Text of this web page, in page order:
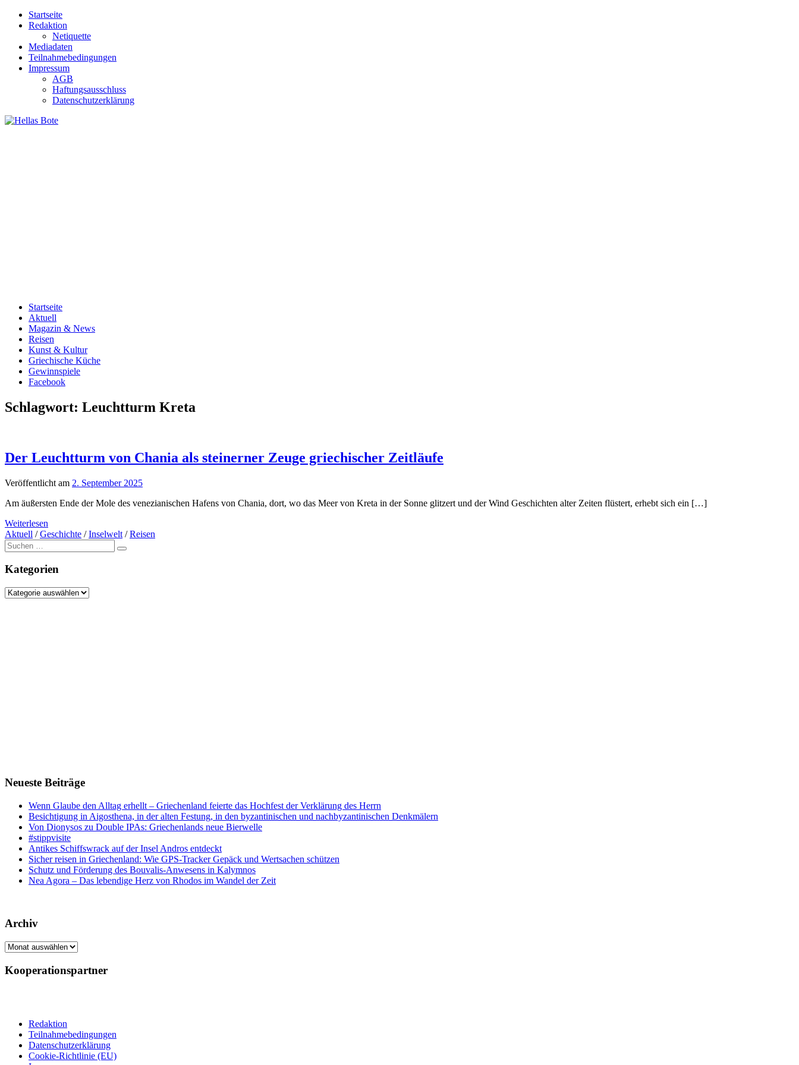
Zum
Inhalt
Startseite
Redaktion
Netiquette
Mediadaten
Teilnahmebedingungen
Impressum
AGB
Haftungsausschluss
Datenschutzerklärung
Startseite
Aktuell
Magazin & News
Reisen
Kunst & Kultur
Griechische Küche
Gewinnspiele
Facebook
Schlagwort: Leuchtturm Kreta
Der Leuchtturm von Chania als steinerner Zeuge griechischer Zeitläufe
Veröffentlicht am 2. September 2025
Am äußersten Ende der Mole des venezianischen Hafens von Chania, dort, wo das Meer von Kreta in der Sonne glitzert und der Wind Geschichten alter Zeiten flüstert, erhebt sich ein […]
Weiterlesen
Aktuell /Geschichte /Inselwelt /Reisen
Suche
nach:
Kategorien
Kategorien
Neueste Beiträge
Wenn Glaube den Alltag erhellt – Griechenland feierte das Hochfest der Verklärung des Herrn
Besichtigung in Aigosthena, in der alten Festung, in den byzantinischen und nachbyzantinischen Denkmälern
Von Dionysos zu Double IPAs: Griechenlands neue Bierwelle
#stippvisite
Antikes Schiffswrack auf der Insel Andros entdeckt
Sicher reisen in Griechenland: Wie GPS-Tracker Gepäck und Wertsachen schützen
Schutz und Förderung des Bouvalis-Anwesens in Kalymnos
Nea Agora – Das lebendige Herz von Rhodos im Wandel der Zeit
Archiv
Archiv
Kooperationspartner
Redaktion
Teilnahmebedingungen
Datenschutzerklärung
Cookie-Richtlinie (EU)